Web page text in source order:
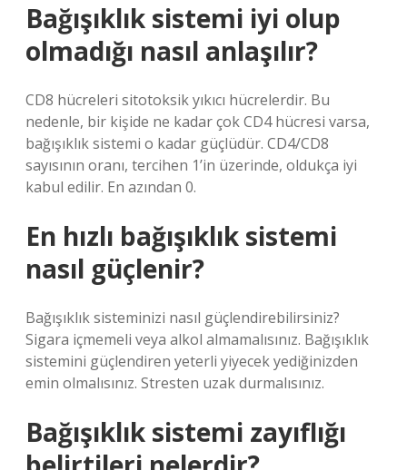
Bağışıklık sistemi iyi olup
olmadığı nasıl anlaşılır?
CD8 hücreleri sitotoksik yıkıcı hücrelerdir. Bu
nedenle, bir kişide ne kadar çok CD4 hücresi varsa,
bağışıklık sistemi o kadar güçlüdür. CD4/CD8
sayısının oranı, tercihen 1’in üzerinde, oldukça iyi
kabul edilir. En azından 0.
En hızlı bağışıklık sistemi
nasıl güçlenir?
Bağışıklık sisteminizi nasıl güçlendirebilirsiniz?
Sigara içmemeli veya alkol almamalısınız. Bağışıklık
sistemini güçlendiren yeterli yiyecek yediğinizden
emin olmalısınız. Stresten uzak durmalısınız.
Bağışıklık sistemi zayıflığı